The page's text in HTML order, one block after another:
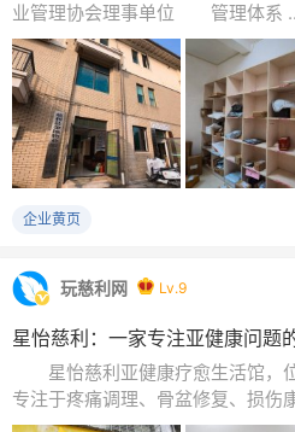
业管理协会理事单位 管理体系
企业黄页
玩慈利网 Lv.9
星怡慈利：一家专注亚健康问题
星怡慈利亚健康疗愈生活馆，位
专注于疼痛调理、骨盆修复、损伤